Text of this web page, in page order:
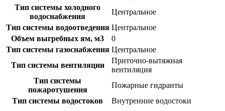
Тип системы холодного
водоснабжения
Центральное
Тип системы водоотведения Центральное
Объем выгребных ям, м3
0
Тип системы газоснабжения Центральное
Тип системы вентиляции
Приточно-вытяжная
вентиляция
Тип системы
пожаротушения
Пожарные гидранты
Тип системы водостоков
Внутренние водостоки